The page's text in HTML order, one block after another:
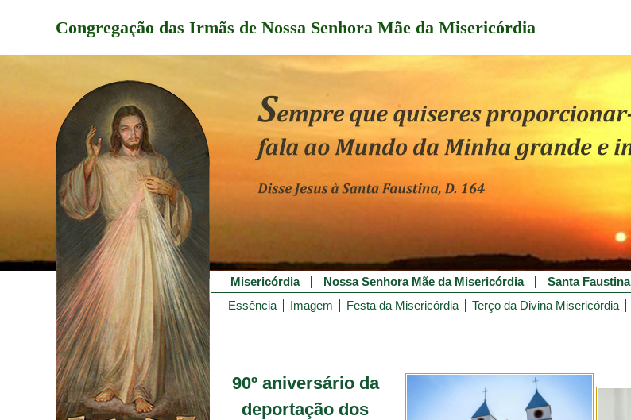
Congregação das Irmãs de Nossa Senhora Mãe da Misericórdia
Misericórdia Nossa Senhora Mãe da Misericórdia Santa Faustina
Essência
Imagem Festa da Misericórdia Terço da Divina Misericórdia
90º aniversário da
deportação dos